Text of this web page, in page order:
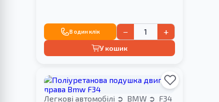
В один клік − +
У кошик
Легкові автомобілі BMW F34